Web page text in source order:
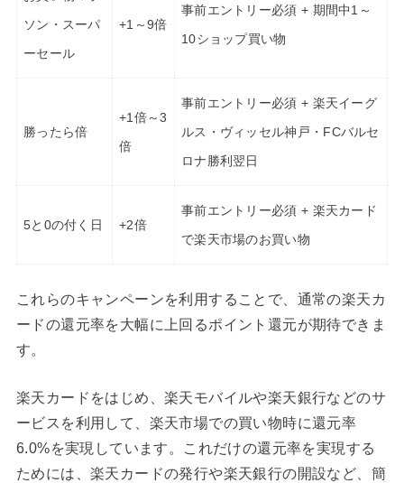
ソン・スーパ
ーセール
+1～9倍
事前エントリー必須 + 期間中1～
10ショップ買い物
勝ったら倍
+1倍～3
倍
事前エントリー必須 + 楽天イーグ
ルス・ヴィッセル神戸・FCバルセ
ロナ勝利翌日
5と0の付く日 +2倍
事前エントリー必須 + 楽天カード
で楽天市場のお買い物
これらのキャンペーンを利用することで、通常の楽天カ
ードの還元率を大幅に上回るポイント還元が期待できま
す。
楽天カードをはじめ、楽天モバイルや楽天銀行などのサ
ービスを利用して、楽天市場での買い物時に還元率
6.0%を実現しています。これだけの還元率を実現する
ためには、楽天カードの発行や楽天銀行の開設など、簡